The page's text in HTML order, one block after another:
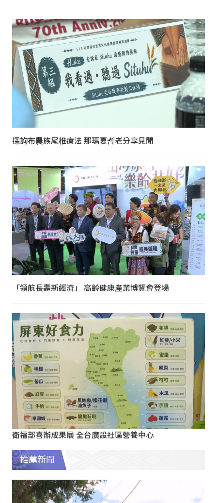
探詢布農族尾椎療法 那瑪夏耆老分享見聞
「領航長壽新經濟」 高齡健康產業博覽會登場
衛福部喜辦成果展 全台廣設社區營養中心
推薦新聞